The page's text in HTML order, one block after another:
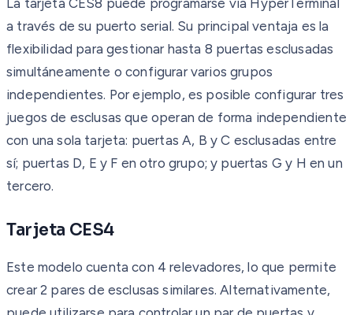
a través de su puerto serial. Su principal ventaja es la
flexibilidad para gestionar hasta 8 puertas esclusadas
simultáneamente o configurar varios grupos
independientes. Por ejemplo, es posible configurar tres
juegos de esclusas que operan de forma independiente
con una sola tarjeta: puertas A, B y C esclusadas entre
sí; puertas D, E y F en otro grupo; y puertas G y H en un
tercero.
Tarjeta CES4
Este modelo cuenta con 4 relevadores, lo que permite
crear 2 pares de esclusas similares. Alternativamente,